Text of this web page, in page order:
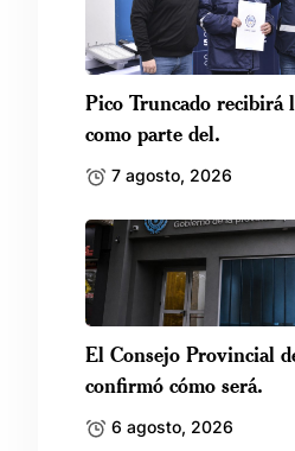
Pico Truncado
como parte del.
7 agosto, 2026
El Consejo Provincial
confirmó cómo será.
6 agosto, 2026